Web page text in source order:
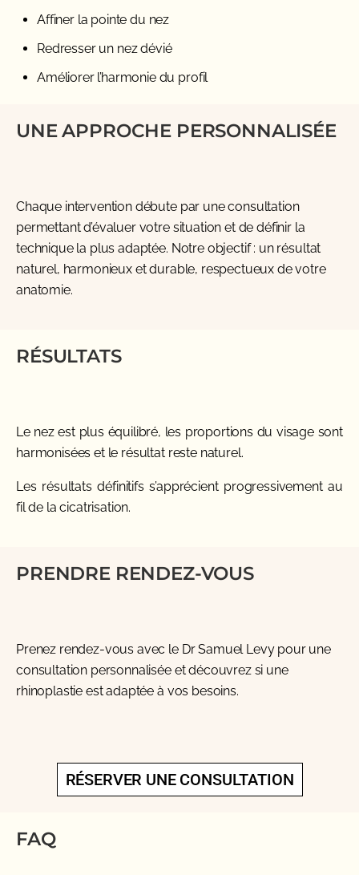
Affiner la pointe du nez
Redresser un nez dévié
Améliorer l’harmonie du profil
UNE APPROCHE PERSONNALISÉE
Chaque intervention débute par une consultation
permettant d’évaluer votre situation et de définir la
technique la plus adaptée. Notre objectif : un résultat
naturel, harmonieux et durable, respectueux de votre
anatomie.
RÉSULTATS
Le nez est plus équilibré, les proportions du visage sont
harmonisées et le résultat reste naturel.
Les résultats définitifs s’apprécient progressivement au
fil de la cicatrisation.
PRENDRE RENDEZ-VOUS
Prenez rendez-vous avec le Dr Samuel Levypour une
consultation personnalisée et découvrez si une
rhinoplastie est adaptée à vos besoins.
RÉSERVER UNE CONSULTATION
FAQ